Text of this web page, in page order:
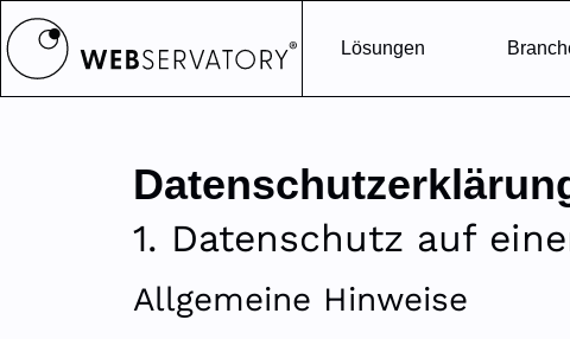
Lösungen
1. Datenschutz auf
Allgemeine Hinweise